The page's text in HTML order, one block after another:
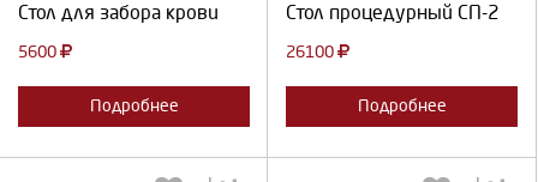
Стол для забора крови
5600
Подробнее
Стол процедурный СП-2
26100
Подробнее